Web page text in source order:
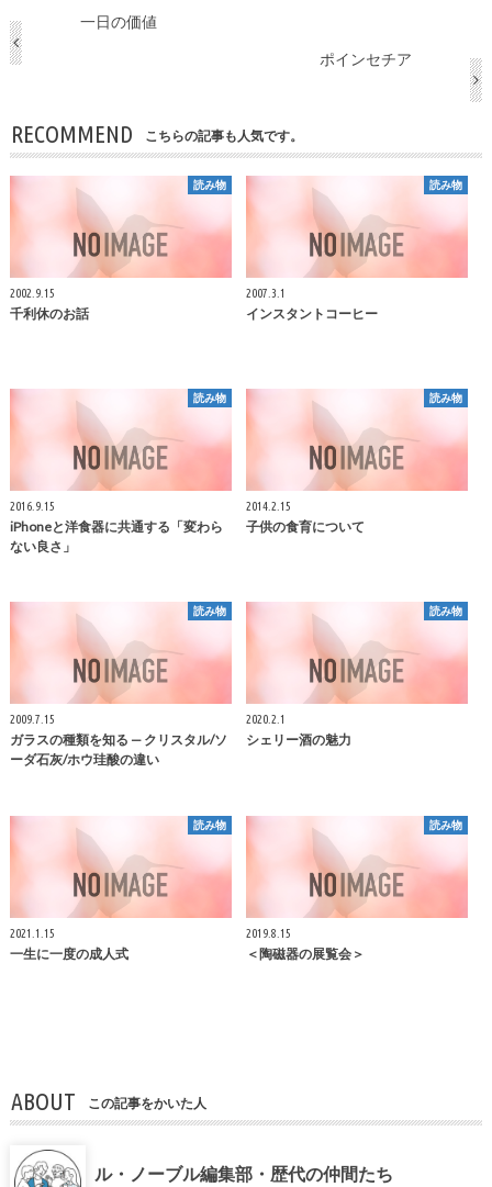
一日の価値
ポインセチア
RECOMMEND こちらの記事も人気です。
読み物
2002.9.15
千利休のお話
読み物
2007.3.1
インスタントコーヒー
読み物
2016.9.15
iPhoneと洋食器に共通する「変わら
ない良さ」
読み物
2014.2.15
子供の食育について
読み物
2009.7.15
ガラスの種類を知る — クリスタル/ソ
ーダ石灰/ホウ珪酸の違い
読み物
2020.2.1
シェリー酒の魅力
読み物
2021.1.15
一生に一度の成人式
読み物
2019.8.15
＜陶磁器の展覧会＞
ABOUT この記事をかいた人
ル・ノーブル編集部・歴代の仲間たち